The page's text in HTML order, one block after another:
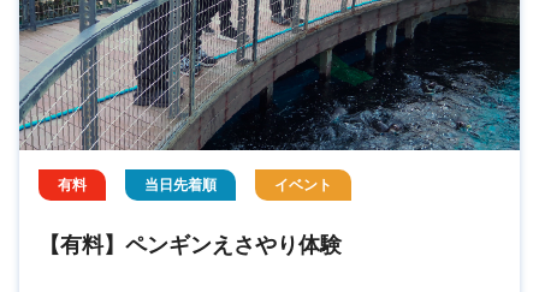
有料 当日先着順 イベント
【有料】ペンギンえさやり体験